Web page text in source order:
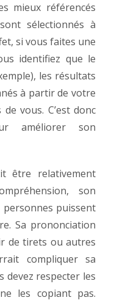
mieux référencés
sélectionnés à
si vous faites une
identifiez que le
les résultats
à partir de votre
vous. C’est donc
améliorer son
être relativement
son
puissent
Sa prononciation
de tirets ou autres
compliquer sa
devez respecter les
les copiant pas.